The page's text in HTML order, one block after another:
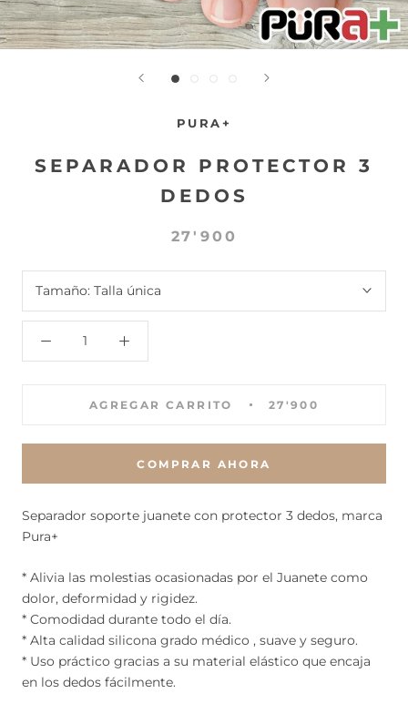
PURA+
SEPARADOR PROTECTOR 3
DEDOS
27'900
Tamaño: Talla única
AGREGAR CARRITO 27'900
COMPRAR AHORA
Separador soporte juanete con protector 3 dedos, marca
Pura+
* Alivia las molestias ocasionadas por el Juanete como
dolor, deformidad y rigidez.
* Comodidad durante todo el día.
* Alta calidad silicona grado médico , suave y seguro.
* Uso práctico gracias a su material elástico que encaja
en los dedos fácilmente.